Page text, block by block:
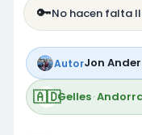
🔑No hacen falta
AutorJon Ander
🇦🇩Gelles·